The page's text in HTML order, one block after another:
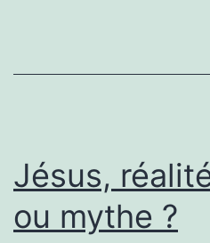
Jésus,
ou mythe ?